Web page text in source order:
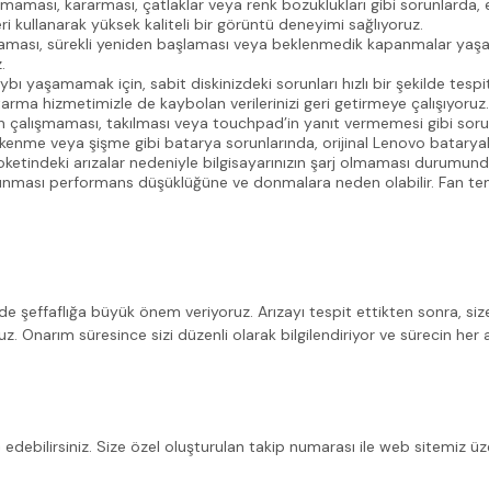
kullanarak yüksek kaliteli bir görüntü deneyimi sağlıyoruz.
sürekli yeniden başlaması veya beklenmedik kapanmalar
yaşamamak için, sabit diskinizdeki sorunları hızlı bir şekilde
hizmetimizle de kaybolan verilerinizi geri getirmeye çalışıyoruz.
çalışmaması, takılması veya touchpad’in yanıt vermemesi gibi
veya şişme gibi batarya sorunlarında, orijinal Lenovo
arızalar nedeniyle bilgisayarınızın şarj olmaması
ısınması performans düşüklüğüne ve donmalara neden olabilir.
şeffaflığa büyük önem veriyoruz. Arızayı tespit ettikten sonra,
Onarım süresince sizi düzenli olarak bilgilendiriyor ve sürecin her
edebilirsiniz. Size özel oluşturulan takip numarası ile web